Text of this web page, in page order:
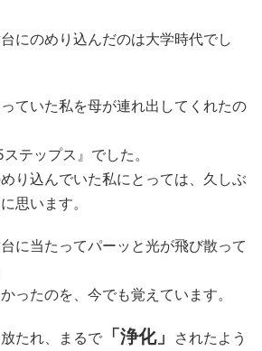
にのめり込んだのは大学時代でし
ていた私を母が連れ出してくれたの
テップス』でした。
り込んでいた私にとっては、久しぶ
思います。
に当たってパーッと光が飛び散って
ったのを、今でも覚えています。
たれ、まるで 「浄化」
されたよう